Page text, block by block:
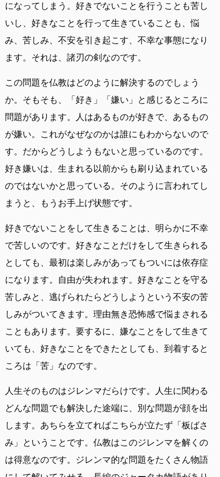
になってしまう。好きでないことを行うことも苦し
いし、好きなことを行って生きていることも、悩
み、苦しみ、不安を引き起こす、不幸な事態になり
ます。それは、諸刃の剣なのです。
この問題を仏教はどのように解決するのでしょう
か。そもそも、「好き」「嫌い」と感じるところに
問題があります。人はあるものが好きで、あるもの
が嫌い。これがなぜなのかは誰にもわからないので
す。だからどうしようもないと思っているのです。
好き嫌いは、生まれる以前からも刷り込まれている
のではないかと思っている。そのように言われてし
まうと、もうお手上げ状態です。
好きでないことをして生きることは、明らかに不幸
で苦しいのです。好きなことだけをして生きられる
としても、最初は楽しみがあってもついには依存症
になります。自由が失われます。好きなことを守る
苦しみと、逃げられたらどうしようという不安の苦
しみがついてきます。理由無き恐怖感で悩まされる
こともあります。要するに、嫌なことをして生きて
いても、好きなことをできたとしても、到着すると
ころは「苦」なのです。
人生そのものはジレンマだらけです。人生に関わる
どんな問題でも解決した途端に、別な問題が顔を出
します。あちらを立てればこちらが立たず「板ばさ
み」ということです。仏教はこのジレンマを解くの
は得意なのです。ジレンマ的な問題をたくさん物語